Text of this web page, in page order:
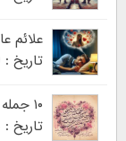
علائم
تاریخ : 19 / اسفند / 1402
۱۰ جمله که مردان را دلتنگ می کند
تاریخ : 14 / آبان / 1402